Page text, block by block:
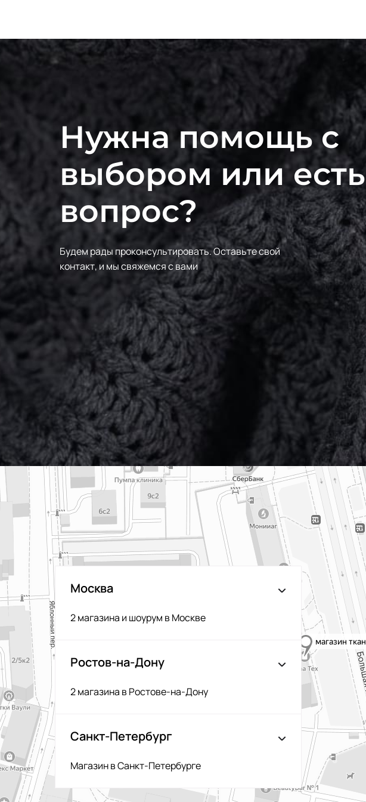
Нужна помощь с
выбором или есть
вопрос?
Будем рады проконсультировать.Оставьте свой
контакт, и мы свяжемся с вами
Москва
2 магазина и шоурум в Москве
Ростов-на-Дону
2 магазина в Ростове-на-Дону
Санкт-Петербург
Магазин в Санкт-Петербурге